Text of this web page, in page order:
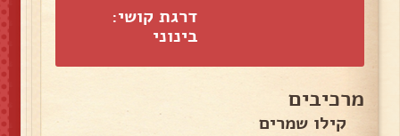
דרגת קושי:
בינוני
מרכיבים
קילו שמרים